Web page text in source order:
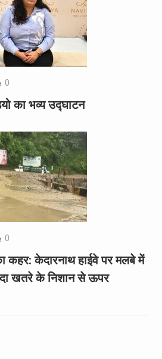
0
का भव्य उद्घाटन
0
कहर: केदारनाथ हाईवे पर मलबे में
खतरे के निशान से ऊपर